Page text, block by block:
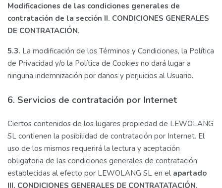
Modificaciones de las condiciones generales de
contratación de la sección II. CONDICIONES GENERALES
DE CONTRATACIÓN.
5.3. La modificación de los Términos y Condiciones, la Política
de Privacidad y/o la Política de Cookies no dará lugar a
ninguna indemnización por daños y perjuicios al Usuario.
6. Servicios de contratación por Internet
Ciertos contenidos de los lugares propiedad de LEWOLANG
SL contienen la posibilidad de contratación por Internet. El
uso de los mismos requerirá la lectura y aceptación
obligatoria de las condiciones generales de contratación
establecidas al efecto por LEWOLANG SL en el apartado
III. CONDICIONES GENERALES DE CONTRATATACIÓN.